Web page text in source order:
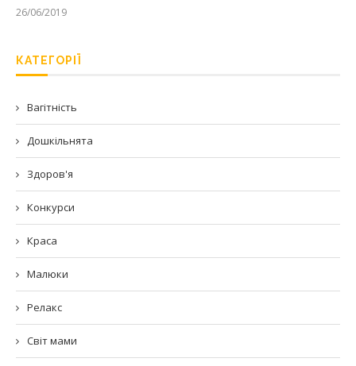
26/06/2019
КАТЕГОРІЇ
Вагітність
Дошкільнята
Здоров'я
Конкурси
Краса
Малюки
Релакс
Світ мами